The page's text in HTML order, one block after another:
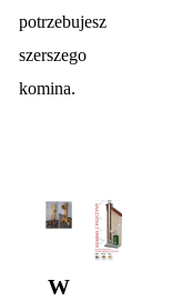
potrzebujesz
szerszego
komina.
W